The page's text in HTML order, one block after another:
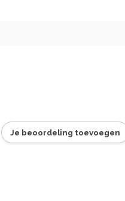
Je beoordeling toevoegen